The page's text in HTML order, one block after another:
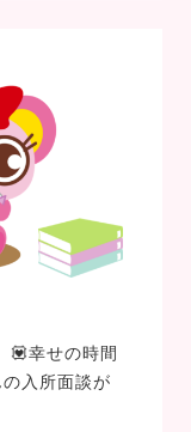
💟幸せの時間
入所面談が